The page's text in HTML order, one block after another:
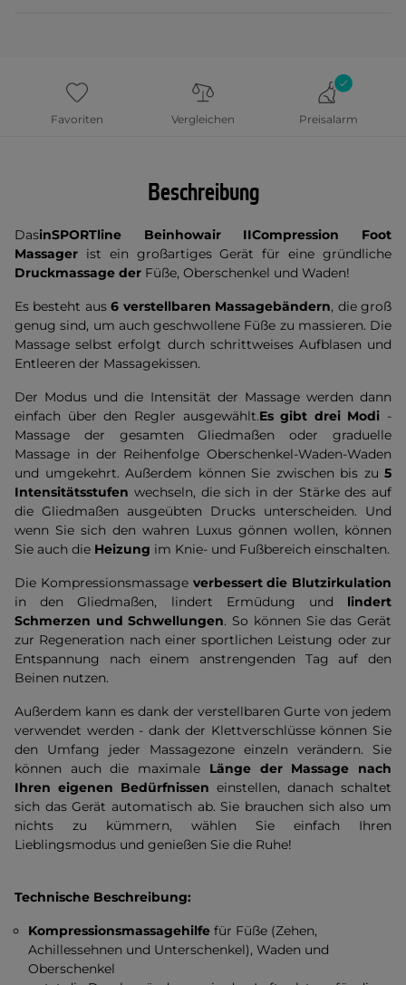
Favoriten Vergleichen Preisalarm
Beschreibung
DasinSPORTline Beinhowair IICompression Foot
Massager ist ein großartiges Gerät für eine gründliche
Druckmassage der Füße, Oberschenkel und Waden!
Es besteht aus6 verstellbaren Massagebändern, die groß
genug sind, um auch geschwollene Füße zu massieren. Die
Massage selbst erfolgt durch schrittweises Aufblasen und
Entleeren der Massagekissen.
Der Modus und die Intensität der Massage werden dann
einfach über den Regler ausgewählt.Es gibt drei Modi -
Massage der gesamten Gliedmaßen oder graduelle
Massage in der Reihenfolge Oberschenkel-Waden-Waden
und umgekehrt. Außerdem können Sie zwischen bis zu 5
Intensitätsstufen wechseln, die sich in der Stärke des auf
die Gliedmaßen ausgeübten Drucks unterscheiden. Und
wenn Sie sich den wahren Luxus gönnen wollen, können
Sie auch die Heizung im Knie- und Fußbereich einschalten.
Die Kompressionsmassageverbessert die Blutzirkulation
in den Gliedmaßen, lindert Ermüdung und lindert
Schmerzen und Schwellungen. So können Sie das Gerät
zur Regeneration nach einer sportlichen Leistung oder zur
Entspannung nach einem anstrengenden Tag auf den
Beinen nutzen.
Außerdem kann es dank der verstellbaren Gurte von jedem
verwendet werden - dank der Klettverschlüsse können Sie
den Umfang jeder Massagezone einzeln verändern. Sie
können auch die maximale Länge der Massage nach
Ihren eigenen Bedürfnissen einstellen, danach schaltet
sich das Gerät automatisch ab. Sie brauchen sich also um
nichts zu kümmern, wählen Sie einfach Ihren
Lieblingsmodus und genießen Sie die Ruhe!
Technische Beschreibung:
Kompressionsmassagehilfefür Füße (Zehen,
Achillessehnen und Unterschenkel), Waden und
Oberschenkel